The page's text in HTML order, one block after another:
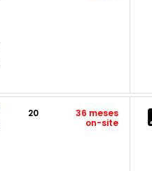
20
36 meses
on-site